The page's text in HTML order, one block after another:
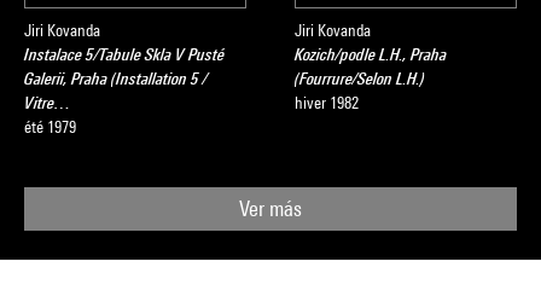
Jiri Kovanda
Instalace 5/Tabule Skla V Pusté
Galerii, Praha (Installation 5 /
Vitre…
été 1979
Jiri Kovanda
Kozich/podle L.H., Praha
(Fourrure/Selon L.H.)
hiver 1982
Ver más